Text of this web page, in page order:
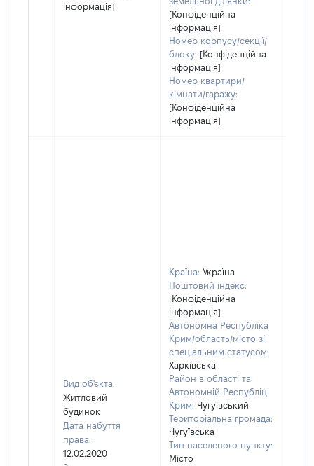
інформація]
[Конфіденційна
інформація]
Номер корпусу/секції/
блоку: [Конфіденційна
інформація]
Номер квартири/
кімнати/гаражу:
[Конфіденційна
інформація]
Вид об'єкта:
Житловий
будинок
Дата набуття
права:
12.02.2020
Країна: Україна
Поштовий індекс:
[Конфіденційна
інформація]
Автономна Республіка
Крим/область/місто зі
спеціальним статусом:
Харківська
Район в області та
Автономній Республіці
Крим: Чугуївський
Територіальна громада:
Чугуївська
Тип населеного пункту:
Місто